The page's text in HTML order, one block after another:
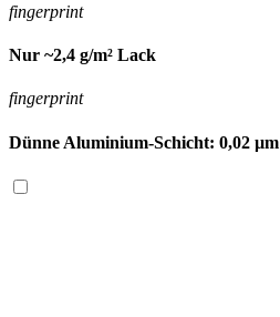
fingerprint
Nur ~2,4 g/m² Lack
fingerprint
Dünne Aluminium-Schicht: 0,02 µm